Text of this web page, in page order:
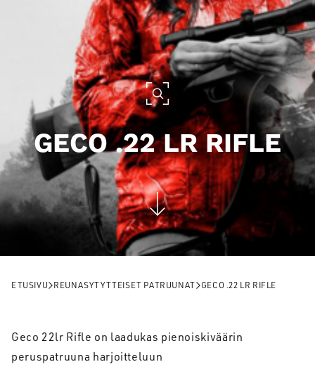
GECO .22 LR RIFLE
ETUSIVU REUNASYTYTTEISET PATRUUNAT GECO .22 LR RIFLE
Geco 22lr Rifle on laadukas pienoiskiväärin
peruspatruuna harjoitteluun